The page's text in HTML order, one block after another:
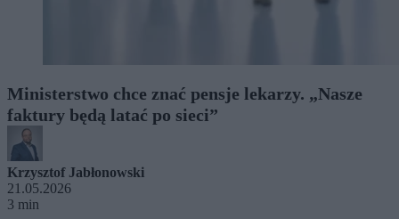
Ministerstwo chce znać pensje lekarzy. „Nasze
faktury będą latać po sieci”
Krzysztof Jabłonowski
21.05.2026
3 min